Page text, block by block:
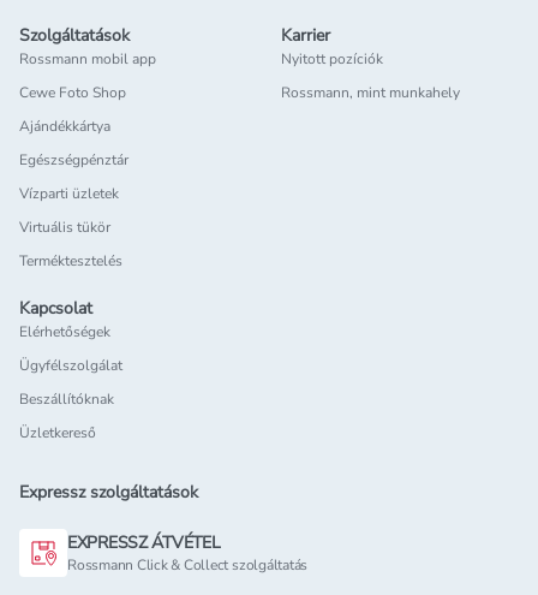
Szolgáltatások
Rossmann mobil app
Cewe Foto Shop
Ajándékkártya
Egészségpénztár
Vízparti üzletek
Virtuális tükör
Terméktesztelés
Karrier
Nyitott pozíciók
Rossmann, mint munkahely
Kapcsolat
Elérhetőségek
Ügyfélszolgálat
Beszállítóknak
Üzletkereső
Expressz szolgáltatások
EXPRESSZ ÁTVÉTEL
Rossmann Click & Collect szolgáltatás